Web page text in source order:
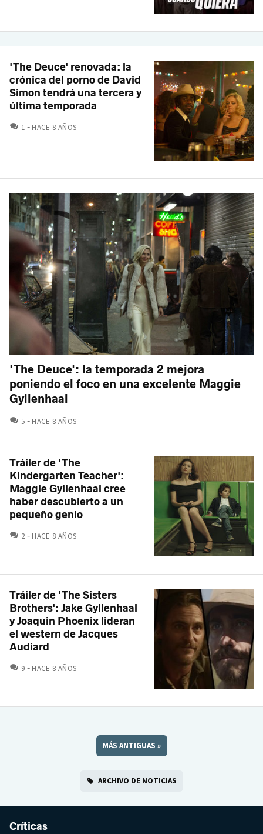
'The Deuce' renovada: la
crónica del porno de David
Simon tendrá una tercera y
última temporada
1 COMENTARIOS
HACE 8 AÑOS
'The Deuce': la temporada 2 mejora
poniendo el foco en una excelente Maggie
Gyllenhaal
5 COMENTARIOS
HACE 8 AÑOS
Tráiler de 'The
Kindergarten Teacher':
Maggie Gyllenhaal cree
haber descubierto a un
pequeño genio
2 COMENTARIOS
HACE 8 AÑOS
Tráiler de 'The Sisters
Brothers': Jake Gyllenhaal
y Joaquin Phoenix lideran
el western de Jacques
Audiard
9 COMENTARIOS
HACE 8 AÑOS
MÁS ANTIGUAS »
ARCHIVO DE NOTICIAS
Críticas